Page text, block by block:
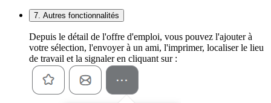
7. Autres fonctionnalités
Depuis le détail de l'offre d'emploi, vous pouvez l'ajouter à
votre sélection, l'envoyer à un ami, l'imprimer, localiser le lieu
de travail et la signaler en cliquant sur :